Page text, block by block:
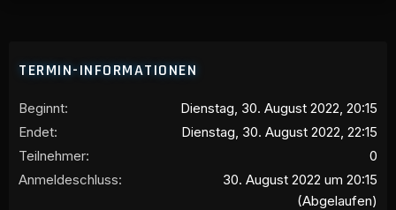
TERMIN-INFORMATIONEN
Beginnt
Dienstag, 30. August 2022, 20:15
Endet
Dienstag, 30. August 2022, 22:15
Teilnehmer
0
Anmeldeschluss
30. August 2022 um 20:15
(Abgelaufen)